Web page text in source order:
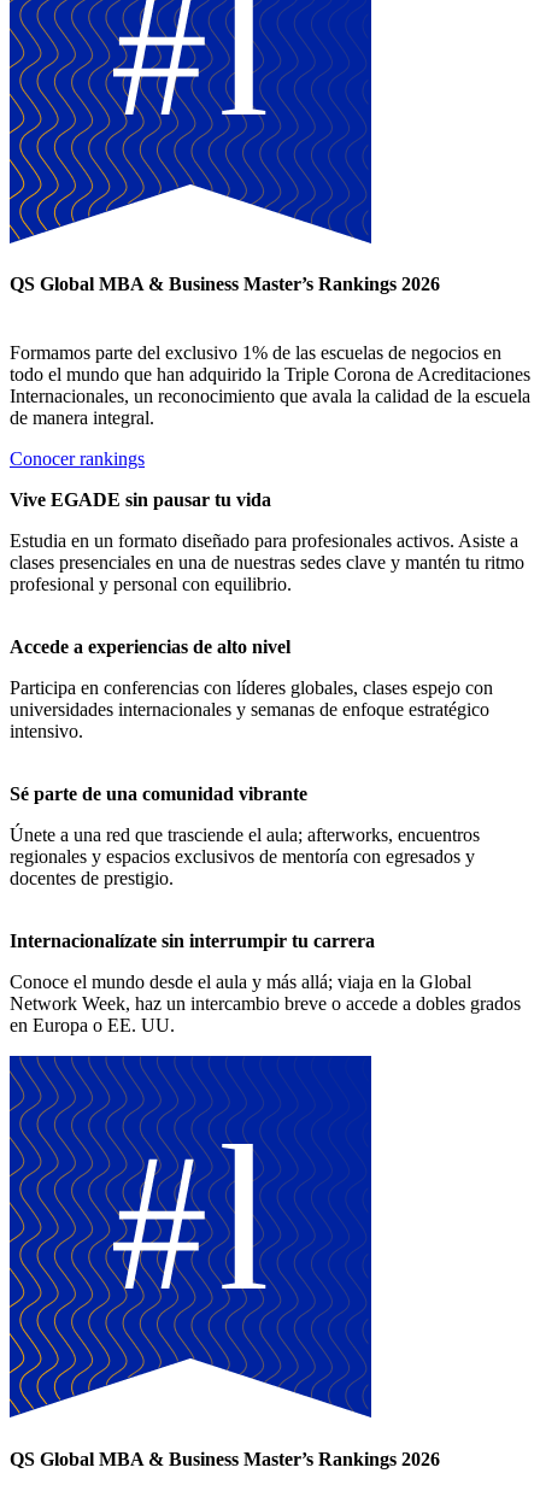
QS Global MBA & Business Master’s Rankings 2026
Formamos parte del exclusivo 1% de las escuelas de negocios en
todo el mundo que han adquirido la Triple Corona de Acreditaciones
Internacionales, un reconocimiento que avala la calidad de la escuela
de manera integral.
Conocer rankings
Vive EGADE sin pausar tu vida
Estudia en un formato diseñado para profesionales activos. Asiste a
clases presenciales en una de nuestras sedes clave y mantén tu ritmo
profesional y personal con equilibrio.
Accede a experiencias de alto nivel
Participa en conferencias con líderes globales, clases espejo con
universidades internacionales y semanas de enfoque estratégico
intensivo.
Sé parte de una comunidad vibrante
Únete a una red que trasciende el aula; afterworks, encuentros
regionales y espacios exclusivos de mentoría con egresados y
docentes de prestigio.
Internacionalízate sin interrumpir tu carrera
Conoce el mundo desde el aula y más allá; viaja en la Global
Network Week, haz un intercambio breve o accede a dobles grados
en Europa o EE. UU.
QS Global MBA & Business Master’s Rankings 2026